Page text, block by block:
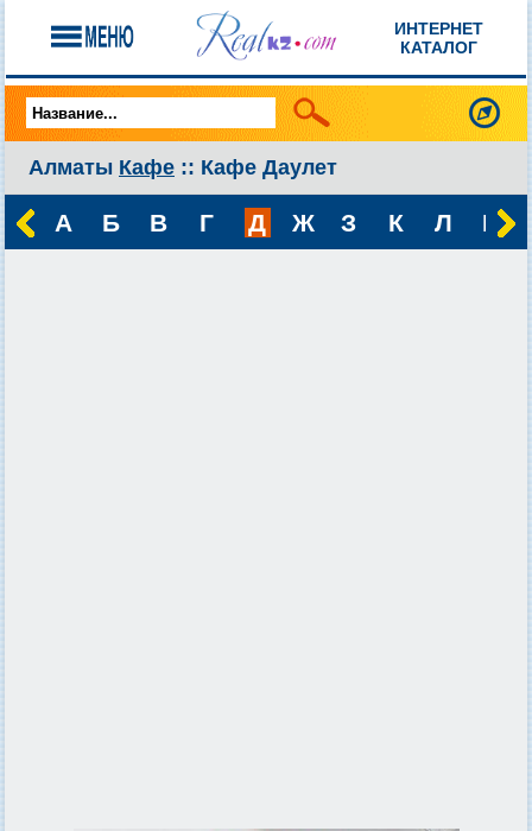
ИНТЕРНЕТ
КАТАЛОГ
Алматы Кафе :: Кафе Даулет
А Б В Г Д Ж З К Л М